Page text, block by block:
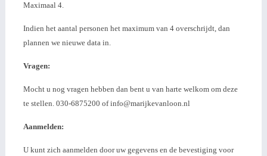
Maximaal 4.
Indien het aantal personen het maximum van 4 overschrijdt, dan
plannen we nieuwe data in.
Vragen:
Mocht u nog vragen hebben dan bent u van harte welkom om deze
te stellen. 030-6875200 of info@marijkevanloon.nl
Aanmelden:
U kunt zich aanmelden door uw gegevens en de bevestiging voor